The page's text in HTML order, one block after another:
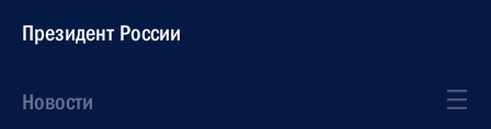
Президент России
Новости